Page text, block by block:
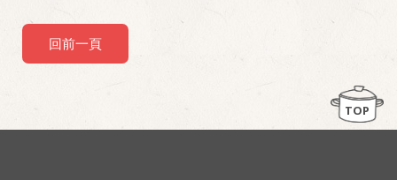
回前一頁
TOP